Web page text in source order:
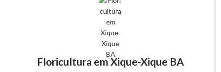
Floricultura em Xique-Xique BA